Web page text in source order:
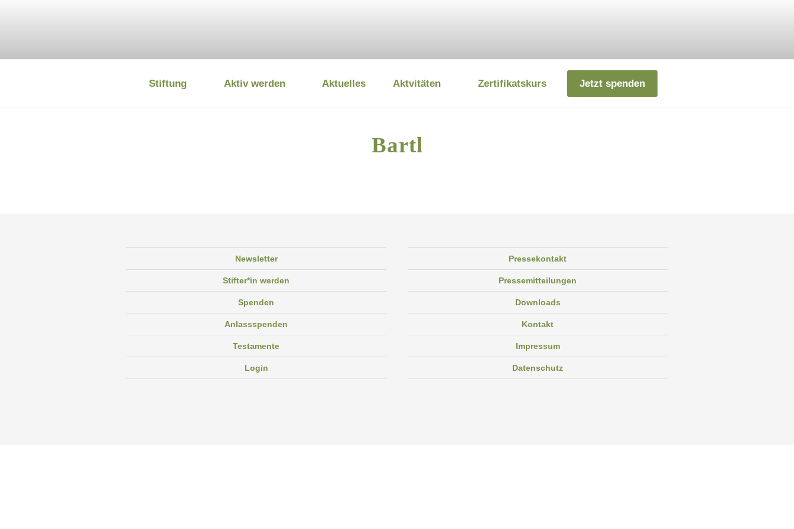
DEUTSCHE UMWELTSTIFTUNG
Stiftung Aktiv werden Aktuelles Aktvitäten Zertifikatskurs Jetzt spenden
Bartl
Newsletter
Stifter*in werden
Spenden
Anlassspenden
Testamente
Login
Pressekontakt
Pressemitteilungen
Downloads
Kontakt
Impressum
Datenschutz